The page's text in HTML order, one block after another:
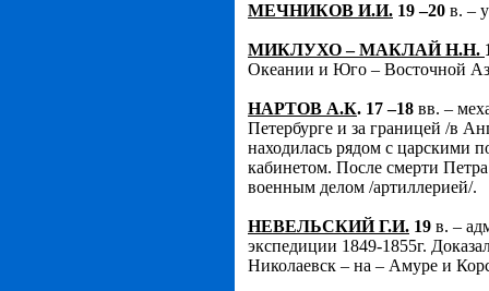
МЕЧНИКОВ И.И. 19 –20 в. –
МИКЛУХО – МАКЛАЙ Н.Н.
Океании и Юго – Восточной
НАРТОВ А.К. 17 –18 вв. –
Петербурге и за границей /в
находилась рядом с царскими
кабинетом. После смерти
военным делом /артиллерией/.
НЕВЕЛЬСКИЙ Г.И. 19 в. –
экспедиции 1849-1855г.
Николаевск – на – Амуре и